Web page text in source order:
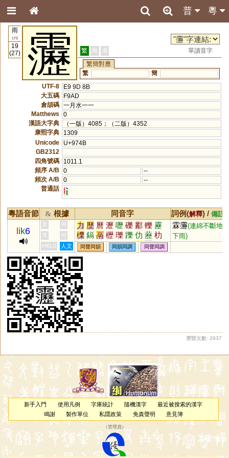
粵
普
雨
173
19
(27)
靋 繁 簡 港
單讀音字
繁簡對應
繁
簡
UTF-8
E9 9D 8B
大五碼
F9AD
倉頡碼 一月水一一
Matthews
0
漢語大字典
（一版）4085；（二版）4352
康熙字典
1309
Unicode
U+974B
GB2312
四角號碼
1011.1
頻序 A/B
0
--
頻次 A/B
0
--
普通話
l
粵語音節 & 根據 同音字 詞例(解釋) / 備註
lik6
黃 周 力 歷 曆 瀝 嚦 礫 酈 轢 靂
櫟 鎘 鬲 櫪 瓅 躒 仂 藶 朸
壢 轣 儮 皪 鱳 磿 厤 秝 屴
扚 蒚 赲 讈 蝷
霖靋(連綿不斷地
下雨)
李
何
HKLS
人文 同聲同韻 同韻同調 同聲同調
瀏覽次數: 2937
新手入門 使用凡例 字庫統計 隨機漢字
最近被搜索的漢字
鳴謝
製作單位 私隱政策 免責聲明 意見簿
（管理員 ）